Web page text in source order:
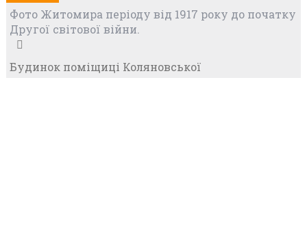
Фото Житомира періоду від 1917 року до початку
Другої світової війни.
Будинок поміщиці Коляновської